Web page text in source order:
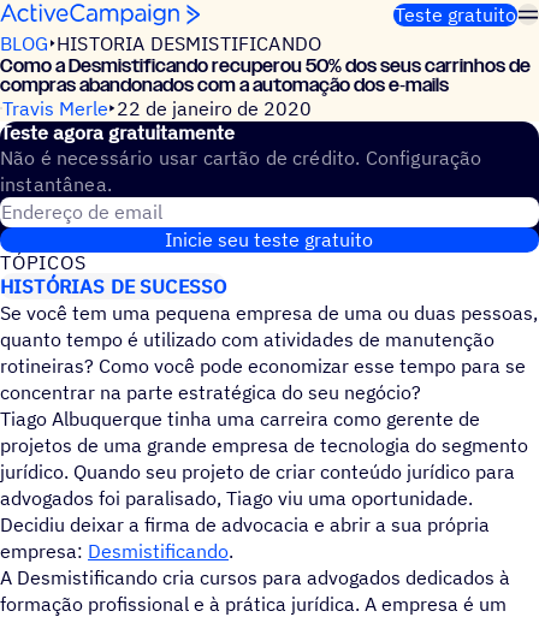
Pular para o conteúdo
Teste gratuito
BLOG HISTORIA DESMISTIFICANDO
Como a Desmistificando recuperou 50% dos seus carrinhos de
compras abandonados com a automação dos e‑mails
Travis Merle 22 de janeiro de 2020
Teste agora gratuitamente
Não é necessário usar cartão de crédito. Configuração
instantânea.
Endereço de email
Inicie seu teste gratuito
TÓPICOS
HISTÓRIAS DE SUCESSO
Se você tem uma pequena empresa de uma ou duas pessoas,
quanto tempo é utilizado com atividades de manutenção
rotineiras? Como você pode economizar esse tempo para se
concentrar na parte estratégica do seu negócio?
Tiago Albuquerque tinha uma carreira como gerente de
projetos de uma grande empresa de tecnologia do segmento
jurídico. Quando seu projeto de criar conteúdo jurídico para
advogados foi paralisado, Tiago viu uma oportunidade.
Decidiu deixar a firma de advocacia e abrir a sua própria
empresa: Desmistificando.
A Desmistificando cria cursos para advogados dedicados à
formação profissional e à prática jurídica. A empresa é um